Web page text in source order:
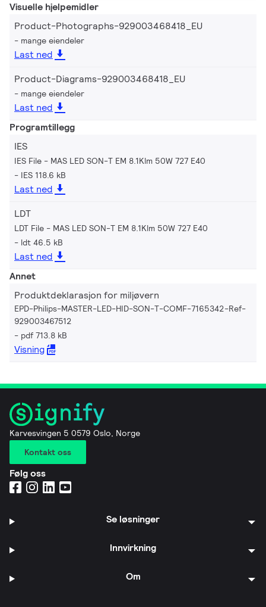
Visuelle hjelpemidler
Product-Photographs-929003468418_EU
mange eiendeler
Last ned
Product-Diagrams-929003468418_EU
mange eiendeler
Last ned
Programtillegg
IES
IES File - MAS LED SON-T EM 8.1Klm 50W 727 E40
IES 118.6 kB
Last ned
LDT
LDT File - MAS LED SON-T EM 8.1Klm 50W 727 E40
ldt 46.5 kB
Last ned
Annet
Produktdeklarasjon for miljøvern
EPD-Philips-MASTER-LED-HID-SON-T-COMF-7165342-Ref-
929003467512
pdf 713.8 kB
Visning
Karvesvingen 5 0579 Oslo, Norge
Kontakt oss
Følg oss
Se løsninger
Innvirkning
Om